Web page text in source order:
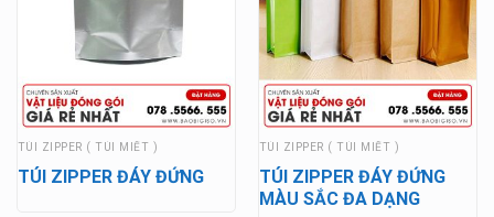
TÚI ZIPPER ( TÚI MIẾT )
TÚI ZIPPER ĐÁY ĐỨNG
TÚI ZIPPER ( TÚI MIẾT )
TÚI ZIPPER ĐÁY ĐỨNG
MÀU SẮC ĐA DẠNG